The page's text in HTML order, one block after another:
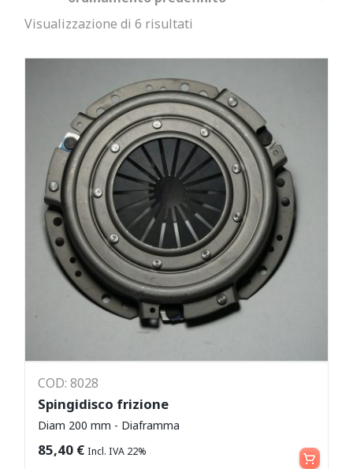
Visualizzazione di 6 risultati
COD: 8028
Spingidisco frizione
Diam 200 mm - Diaframma
85,40 € Incl. IVA 22% Aggiungi al carrello